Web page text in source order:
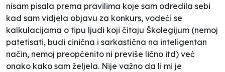
nisam pisala prema pravilima koje sam odredila sebi
kad sam vidjela objavu za konkurs, vodeći se
kalkulacijama o tipu ljudi koji čitaju Školegijum (nemoj
patetisati, budi cinična i sarkastična na inteligentan
način, nemoj preopćenito ni previše lično itd) već
onako kako sam željela. Nije važno da li mi je